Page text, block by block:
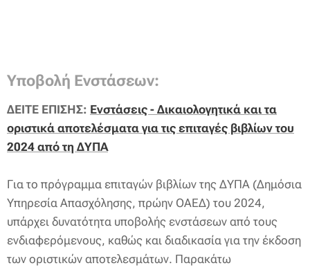
Υποβολή Ενστάσεων:
ΔΕΙΤΕ ΕΠΙΣΗΣ: Ενστάσεις - Δικαιολογητικά και τα
οριστικά αποτελέσματα για τις επιταγές βιβλίων του
2024 από τη ΔΥΠΑ
Για το πρόγραμμα επιταγών βιβλίων της ΔΥΠΑ (Δημόσια
Υπηρεσία Απασχόλησης, πρώην ΟΑΕΔ) του 2024,
υπάρχει δυνατότητα υποβολής ενστάσεων από τους
ενδιαφερόμενους, καθώς και διαδικασία για την έκδοση
των οριστικών αποτελεσμάτων. Παρακάτω